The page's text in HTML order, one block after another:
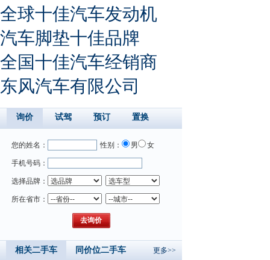
全球十佳汽车发动机
汽车脚垫十佳品牌
全国十佳汽车经销商
东风汽车有限公司
询价 试驾 预订 置换
您的姓名： 性别： 男 女
手机号码：
选择品牌：
所在省市：
相关二手车 同价位二手车 更多>>